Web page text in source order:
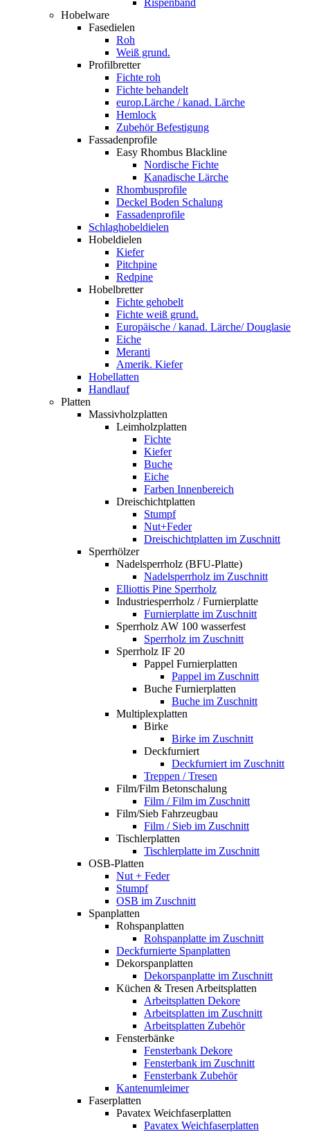
Hobelware
Fasedielen
Roh
Weiß grund.
Profilbretter
Fichte roh
Fichte behandelt
europ.Lärche / kanad. Lärche
Hemlock
Zubehör Befestigung
Fassadenprofile
Easy Rhombus Blackline
Nordische Fichte
Kanadische Lärche
Rhombusprofile
Deckel Boden Schalung
Fassadenprofile
Schlaghobeldielen
Hobeldielen
Kiefer
Pitchpine
Redpine
Hobelbretter
Fichte gehobelt
Fichte weiß grund.
Europäische / kanad. Lärche/ Douglasie
Eiche
Meranti
Amerik. Kiefer
Hobellatten
Handlauf
Platten
Massivholzplatten
Leimholzplatten
Fichte
Kiefer
Buche
Eiche
Farben Innenbereich
Dreischichtplatten
Stumpf
Nut+Feder
Dreischichtplatten im Zuschnitt
Sperrhölzer
Nadelsperrholz (BFU-Platte)
Nadelsperrholz im Zuschnitt
Elliottis Pine Sperrholz
Industriesperrholz / Furnierplatte
Furnierplatte im Zuschnitt
Sperrholz AW 100 wasserfest
Sperrholz im Zuschnitt
Sperrholz IF 20
Pappel Furnierplatten
Pappel im Zuschnitt
Buche Furnierplatten
Buche im Zuschnitt
Multiplexplatten
Birke
Birke im Zuschnitt
Deckfurniert
Deckfurniert im Zuschnitt
Treppen / Tresen
Film/Film Betonschalung
Film / Film im Zuschnitt
Film/Sieb Fahrzeugbau
Film / Sieb im Zuschnitt
Tischlerplatten
Tischlerplatte im Zuschnitt
OSB-Platten
Nut + Feder
Stumpf
OSB im Zuschnitt
Spanplatten
Rohspanplatten
Rohspanplatte im Zuschnitt
Deckfurnierte Spanplatten
Dekorspanplatten
Dekorspanplatte im Zuschnitt
Küchen & Tresen Arbeitsplatten
Arbeitsplatten Dekore
Arbeitsplatten im Zuschnitt
Arbeitsplatten Zubehör
Fensterbänke
Fensterbank Dekore
Fensterbank im Zuschnitt
Fensterbank Zubehör
Kantenumleimer
Faserplatten
Pavatex Weichfaserplatten
Pavatex Weichfaserplatten